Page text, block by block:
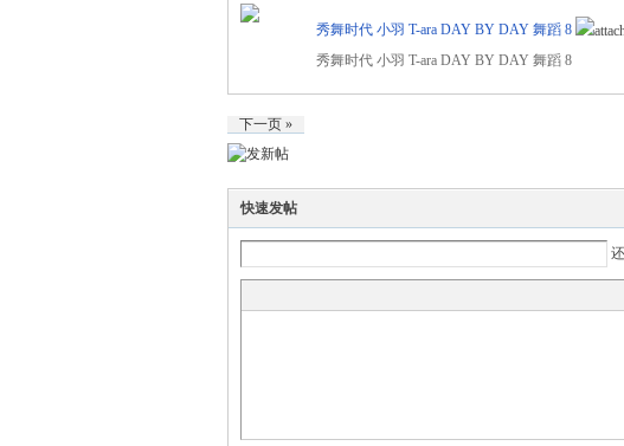
秀舞时代 小羽 T-ara DAY BY DAY 舞蹈 8
秀舞时代 小羽 T-ara DAY BY DAY 舞蹈 8
下一页 »
快速发帖